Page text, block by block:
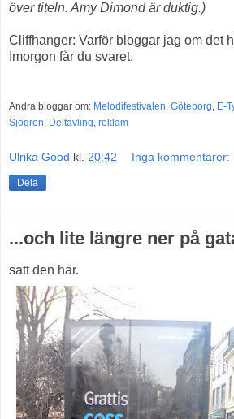
över titeln. Amy Dimond är duktig.)
Cliffhanger: Varför bloggar jag om det
Imorgon får du svaret.
Andra bloggar om: Melodifestivalen, Göteborg, E-
Sjögren, Deltävling, reklam
Ulrika Good kl. 20:42 Inga kommentarer:
Dela
...och lite längre ner på
satt den här.